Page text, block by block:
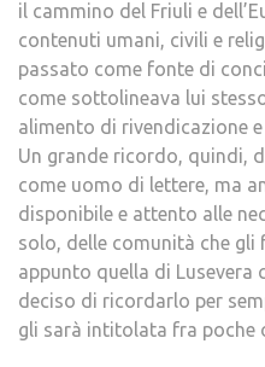
il cammino del Friuli e
contenuti umani, civili e
passato come fonte di
come sottolineava lui
alimento di rivendicazione
Un grande ricordo, quindi,
come uomo di lettere, ma
disponibile e attento alle
solo, delle comunità che
appunto quella di Lusevera
deciso di ricordarlo per
gli sarà intitolata fra poche